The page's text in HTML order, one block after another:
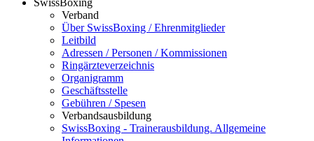
SwissBoxing
Verband
Über SwissBoxing / Ehrenmitglieder
Leitbild
Adressen / Personen / Kommissionen
Ringärzteverzeichnis
Organigramm
Geschäftsstelle
Gebühren / Spesen
Verbandsausbildung
SwissBoxing - Trainerausbildung. Allgemeine